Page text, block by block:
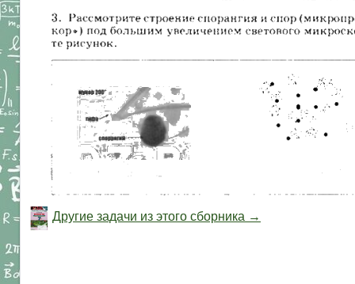
Другие задачи из этого сборника →